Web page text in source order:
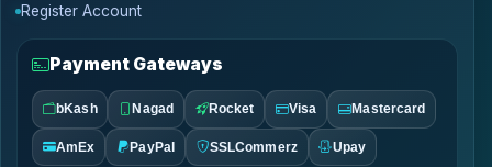
Register Account
Payment Gateways
bKash Nagad Rocket Visa Mastercard
AmEx PayPal SSLCommerz Upay